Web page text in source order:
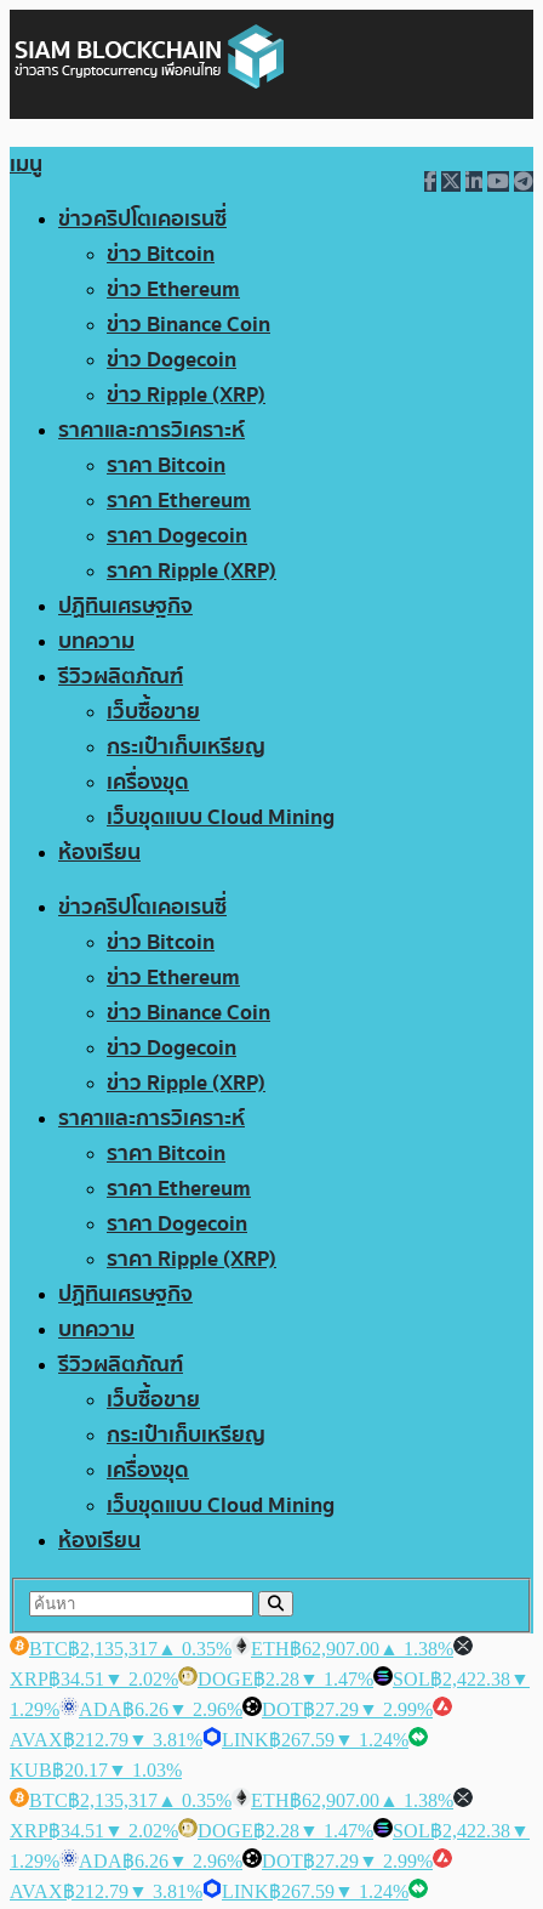
เมนู
ข่าวคริปโตเคอเรนซี่
ข่าว Bitcoin
ข่าว Ethereum
ข่าว Binance Coin
ข่าว Dogecoin
ข่าว Ripple (XRP)
ราคาและการวิเคราะห์
ราคา Bitcoin
ราคา Ethereum
ราคา Dogecoin
ราคา Ripple (XRP)
ปฏิทินเศรษฐกิจ
บทความ
รีวิวผลิตภัณฑ์
เว็บซื้อขาย
กระเป๋าเก็บเหรียญ
เครื่องขุด
เว็บขุดแบบ Cloud Mining
ห้องเรียน
ข่าวคริปโตเคอเรนซี่
ข่าว Bitcoin
ข่าว Ethereum
ข่าว Binance Coin
ข่าว Dogecoin
ข่าว Ripple (XRP)
ราคาและการวิเคราะห์
ราคา Bitcoin
ราคา Ethereum
ราคา Dogecoin
ราคา Ripple (XRP)
ปฏิทินเศรษฐกิจ
บทความ
รีวิวผลิตภัณฑ์
เว็บซื้อขาย
กระเป๋าเก็บเหรียญ
เครื่องขุด
เว็บขุดแบบ Cloud Mining
ห้องเรียน
BTC฿2,135,317 ▲ 0.35% ETH฿62,907.00 ▲ 1.38%
XRP฿34.51 ▼ 2.02% DOGE฿2.28▼ 1.47% SOL฿2,422.38▼
1.29%
ADA฿6.26▼ 2.96% DOT฿27.29▼ 2.99%
AVAX฿212.79▼ 3.81% LINK฿267.59▼ 1.24%
KUB฿20.17▼ 1.03%
BTC฿2,135,317 ▲ 0.35% ETH฿62,907.00 ▲ 1.38%
XRP฿34.51 ▼ 2.02% DOGE฿2.28▼ 1.47% SOL฿2,422.38▼
1.29%
ADA฿6.26▼ 2.96% DOT฿27.29▼ 2.99%
AVAX฿212.79▼ 3.81% LINK฿267.59▼ 1.24%